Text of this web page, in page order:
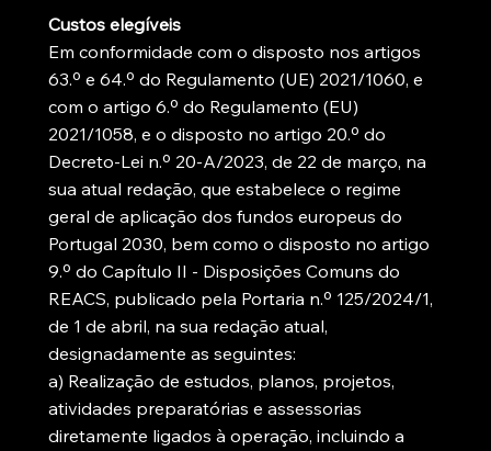
Custos elegíveis
Em conformidade com o disposto nos artigos
63.º e 64.º do Regulamento (UE) 2021/1060, e
com o artigo 6.º do Regulamento (EU)
2021/1058, e o disposto no artigo 20.º do
Decreto-Lei n.º 20-A/2023, de 22 de março, na
sua atual redação, que estabelece o regime
geral de aplicação dos fundos europeus do
Portugal 2030, bem como o disposto no artigo
9.º do Capítulo II - Disposições Comuns do
REACS, publicado pela Portaria n.º 125/2024/1,
de 1 de abril, na sua redação atual,
designadamente as seguintes:
a) Realização de estudos, planos, projetos,
atividades preparatórias e assessorias
diretamente ligados à operação, incluindo a